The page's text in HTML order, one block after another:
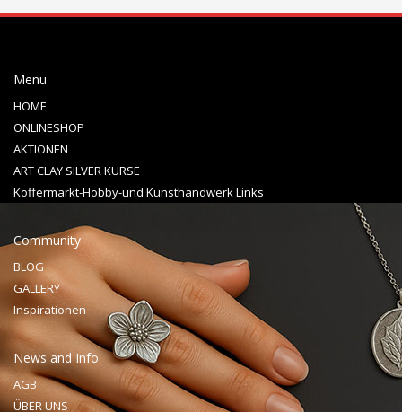
Menu
HOME
ONLINESHOP
AKTIONEN
ART CLAY SILVER KURSE
Koffermarkt-Hobby-und Kunsthandwerk Links
Community
BLOG
GALLERY
Inspirationen
News and Info
AGB
ÜBER UNS